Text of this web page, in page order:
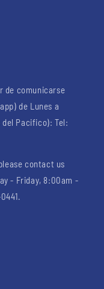
de comunicarse
de Lunes a
Pacifico): Tel:
contact us
- Friday, 8:00am -